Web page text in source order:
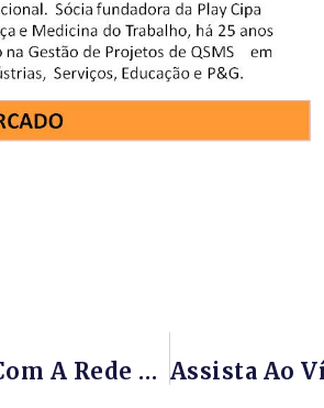
Assista Ao Vídeo: Webinar RPR – Café Com A Rede E KAREN ALVES Da ANP Sobre A IMPORTÂNCIA DA RESPONSABILIDADE SOCIAL NA INDÚSTRIA DO PETRÓLEO E GÁS – 19/06/2020